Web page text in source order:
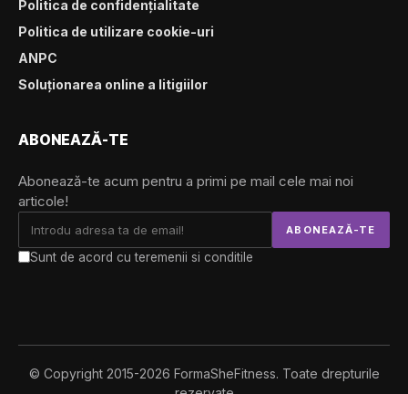
Politica de confidențialitate
Politica de utilizare cookie-uri
ANPC
Soluționarea online a litigiilor
ABONEAZĂ-TE
Abonează-te acum pentru a primi pe mail cele mai noi
articole!
Sunt de acord cu teremenii si conditile
© Copyright 2015-2026 FormaSheFitness. Toate drepturile